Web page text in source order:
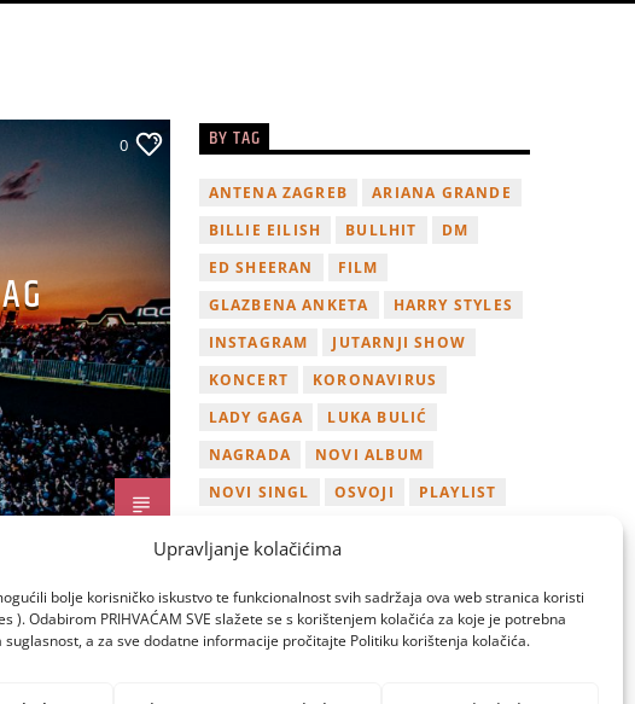
Upravljanje kolačićima
bolje korisničko iskustvo te funkcionalnost svih sadržaja ova web stranica koristi
). Odabirom PRIHVAĆAM SVE slažete se s korištenjem kolačića za koje je potrebna
suglasnost, a za sve dodatne informacije pročitajte Politiku korištenja kolačića.
0
The
BY TAG
ANTENA ZAGREB
ARIANA GRANDE
BILLIE EILISH
BULLHIT
DM
ED SHEERAN
FILM
GLAZBENA ANKETA
HARRY STYLES
INSTAGRAM
JUTARNJI SHOW
KONCERT
KORONAVIRUS
LADY GAGA
LUKA BULIĆ
NAGRADA
NOVI ALBUM
NOVI SINGL
OSVOJI
PLAYLIST
TWITTER
ZAGREB